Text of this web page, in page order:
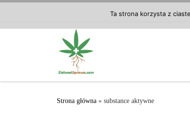
Strona główna » substance aktywne
Ta strona korzysta z